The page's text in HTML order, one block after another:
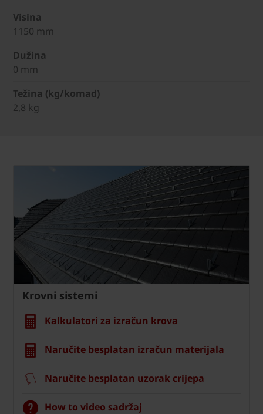
Visina
1150 mm
Dužina
0 mm
Težina (kg/komad)
2,8 kg
Krovni sistemi
Kalkulatori za izračun krova
Naručite besplatan izračun materijala
Naručite besplatan uzorak crijepa
How to video sadržaj